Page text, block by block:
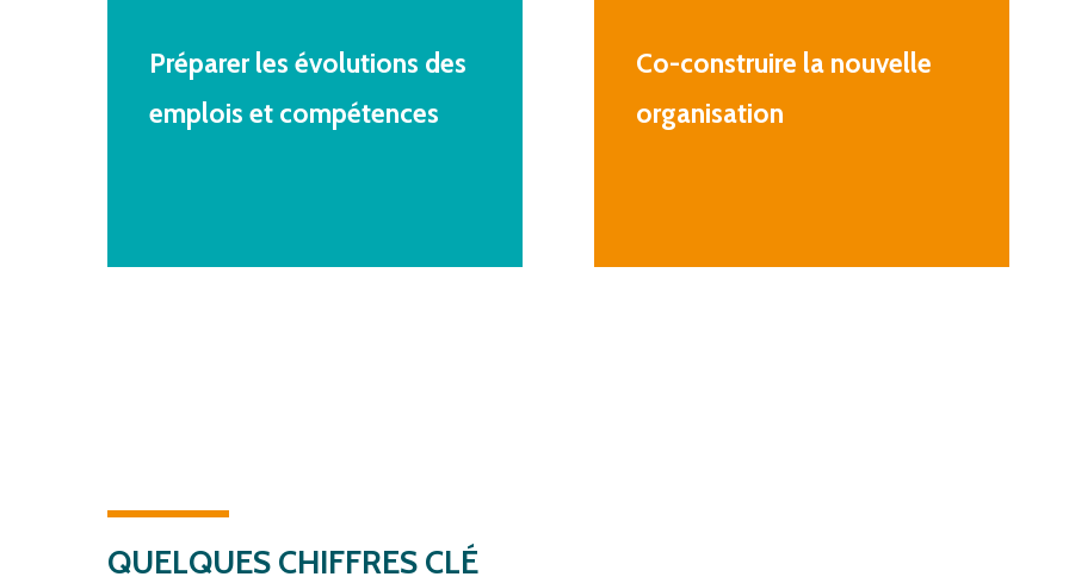
Préparer les évolutions des
emplois et compétences
Co-construire la nouvelle
organisation
QUELQUES CHIFFRES CLÉ